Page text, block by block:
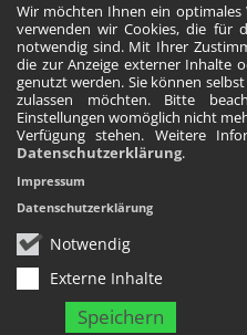
Wir möchten Ihnen ein optimales
verwenden wir Cookies, die für
notwendig sind. Mit Ihrer
die zur Anzeige externer Inhalte
genutzt werden. Sie können
zulassen möchten. Bitte
Einstellungen womöglich nicht
Verfügung stehen. Weitere
Datenschutzerklärung.
Notwendig
Externe Inhalte
Speichern
Impressum
Datenschutzerklärung